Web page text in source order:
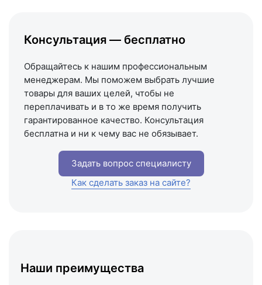
Схема проезда
Наши преимущества
Консультация — бесплатно
Обращайтесь к нашим профессиональным
менеджерам. Мы поможем выбрать лучшие
товары для ваших целей, чтобы не
переплачивать и в то же время получить
гарантированное качество. Консультация
бесплатна и ни к чему вас не обязывает.
Задать вопрос специалисту
Как сделать заказ на сайте?